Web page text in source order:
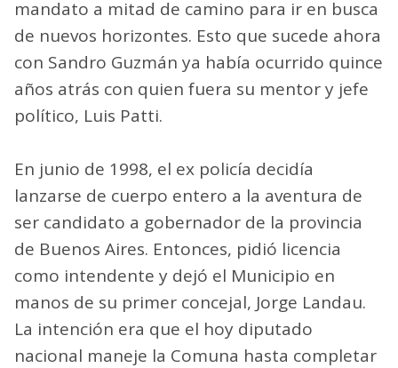
mandato a mitad de camino para ir en busca
de nuevos horizontes. Esto que sucede ahora
con Sandro Guzmán ya había ocurrido quince
años atrás con quien fuera su mentor y jefe
político, Luis Patti.
En junio de 1998, el ex policía decidía
lanzarse de cuerpo entero a la aventura de
ser candidato a gobernador de la provincia
de Buenos Aires. Entonces, pidió licencia
como intendente y dejó el Municipio en
manos de su primer concejal, Jorge Landau.
La intención era que el hoy diputado
nacional maneje la Comuna hasta completar